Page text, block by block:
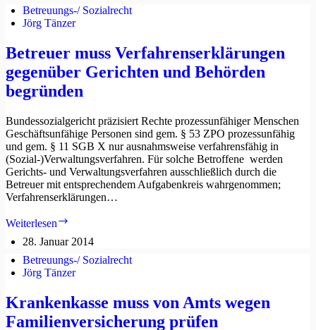
Betreuungs-/ Sozialrecht
Jörg Tänzer
Betreuer muss Verfahrenserklärungen
gegenüber Gerichten und Behörden
begründen
Bundessozialgericht präzisiert Rechte prozessunfähiger Menschen
Geschäftsunfähige Personen sind gem. § 53 ZPO prozessunfähig
und gem. § 11 SGB X nur ausnahmsweise verfahrensfähig in
(Sozial-)Verwaltungsverfahren. Für solche Betroffene werden
Gerichts- und Verwaltungsverfahren ausschließlich durch die
Betreuer mit entsprechendem Aufgabenkreis wahrgenommen;
Verfahrenserklärungen…
Weiterlesen
Verfahrenserklärungen
gegenüber
Gerichten
Behörden
begründen
28. Januar 2014
Betreuungs-/ Sozialrecht
Jörg Tänzer
Krankenkasse muss von Amts wegen
Familienversicherung prüfen